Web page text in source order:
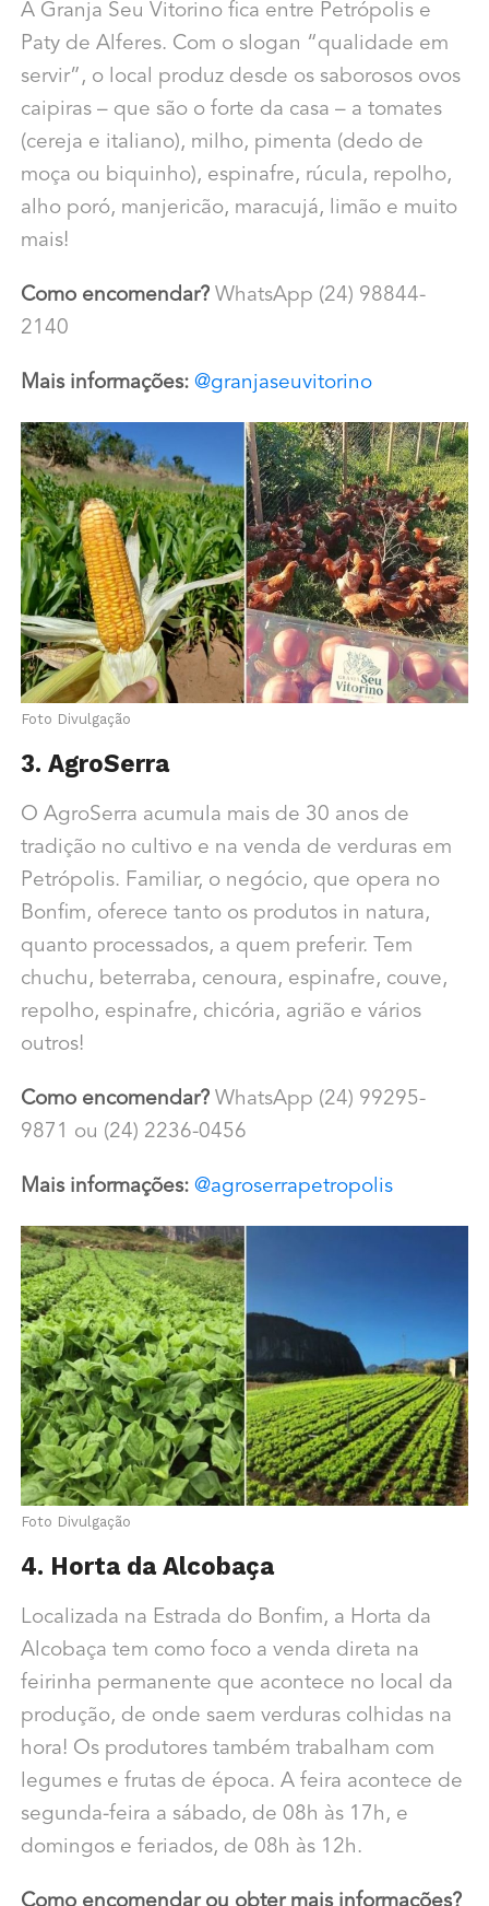
A Granja Seu Vitorino fica entre Petrópolis e
Paty de Alferes. Com o slogan “qualidade em
servir”, o local produz desde os saborosos ovos
caipiras – que são o forte da casa – a tomates
(cereja e italiano), milho, pimenta (dedo de
moça ou biquinho), espinafre, rúcula, repolho,
alho poró, manjericão, maracujá, limão e muito
mais!
Como encomendar?WhatsApp (24) 98844-
2140
Mais informações: @granjaseuvitorino
Foto Divulgação
3. AgroSerra
O AgroSerra acumula mais de 30 anos de
tradição no cultivo e na venda de verduras em
Petrópolis. Familiar, o negócio, que opera no
Bonfim, oferece tanto os produtos in natura,
quanto processados, a quem preferir. Tem
chuchu, beterraba, cenoura, espinafre, couve,
repolho, espinafre, chicória, agrião e vários
outros!
Como encomendar? WhatsApp (24) 99295-
9871 ou (24) 2236-0456
Mais informações: @agroserrapetropolis
Foto Divulgação
4. Horta da Alcobaça
Localizada na Estrada do Bonfim, a Horta da
Alcobaça tem como foco a venda direta na
feirinha permanente que acontece no local da
produção, de onde saem verduras colhidas na
hora! Os produtores também trabalham com
legumes e frutas de época. A feira acontece de
segunda-feira a sábado, de 08h às 17h, e
domingos e feriados, de 08h às 12h.